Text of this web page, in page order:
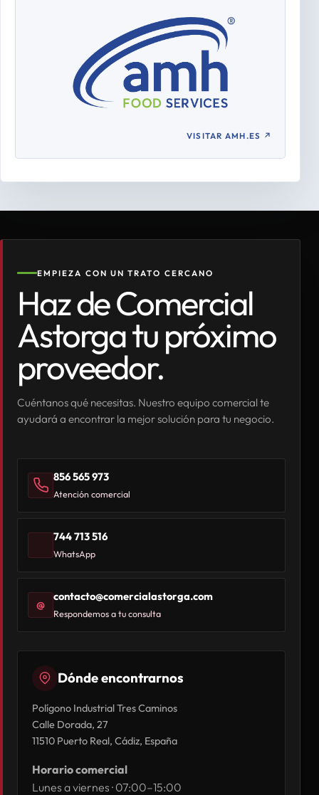
VISITAR AMH.ES ↗
EMPIEZA CON UN TRATO CERCANO
Haz de Comercial
Astorga tu próximo
proveedor.
Cuéntanos qué necesitas. Nuestro equipo comercial te
ayudará a encontrar la mejor solución para tu negocio.
856 565 973
Atención comercial
744 713 516
WhatsApp
@
contacto@comercialastorga.com
Respondemos a tu consulta
Dónde encontrarnos
Polígono Industrial Tres Caminos
Calle Dorada, 27
11510 Puerto Real, Cádiz, España
Horario comercial
Lunes a viernes · 07:00–15:00